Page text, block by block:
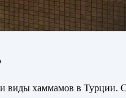
виды хаммамов в Турции.